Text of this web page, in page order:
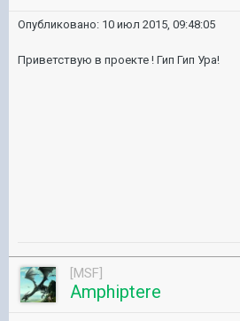
Опубликовано: 10 июл 2015, 09:48:05
Приветствую в проекте ! Гип Гип Ура!
[MSF]
Amphiptere